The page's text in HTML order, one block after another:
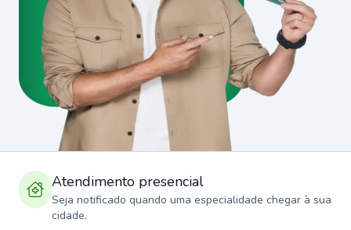
Atendimento presencial
Seja notificado quando uma especialidade chegar à sua
cidade.